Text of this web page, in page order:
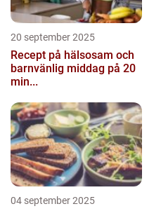
20 september 2025
Recept på hälsosam och
barnvänlig middag på 20
min...
04 september 2025